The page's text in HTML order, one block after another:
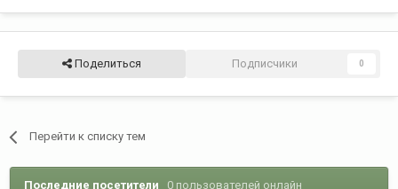
Поделиться Подписчики 0
Перейти к списку тем
Последние посетители 0 пользователей онлайн